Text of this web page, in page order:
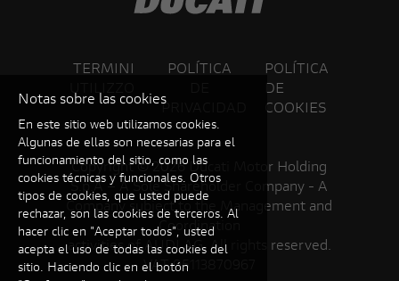
TERMINI
POLÍTICA
POLÍTICA
DE
COOKIES
Copyright ©2026 Ducati Motor Holding
S.p.A – A Sole Shareholder Company - A
Company subject to the Management and
Coordination
activities of AUDI AG. All rights reserved.
VAT 05113870967
Notas sobre las cookies
En este sitio web utilizamos cookies.
Algunas de ellas son necesarias para el
funcionamiento del sitio, como las
cookies técnicas y funcionales. Otros
tipos de cookies, que usted puede
rechazar, son las cookies de terceros. Al
hacer clic en "Aceptar todos", usted
acepta el uso de todas las cookies del
sitio. Haciendo clic en el botón